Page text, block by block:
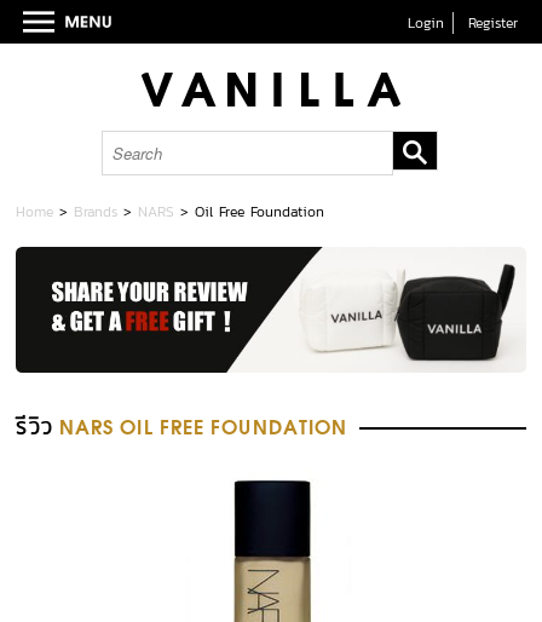
Login Register
Home > Brands > NARS >Oil Free Foundation
รีวิว NARS OIL FREE FOUNDATION